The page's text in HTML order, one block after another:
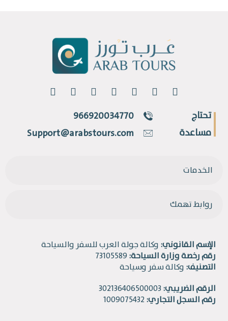
تحتاج
مساعدة
966920034770
Support@arabstours.com
الخدمات
روابط تهمك
الإسم القانوني: وكالة جولة العرب للسفر والسياحة
رقم رخصة وزارة السياحة:
التصنيف: وكالة سفر وسياحة
الرقم الضريبي:
رقم السجل التجاري: